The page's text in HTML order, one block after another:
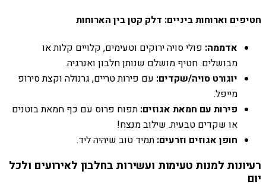
חטיפים וארוחות ביניים: דלק קטן בין הארוחות
אדממה: פולי סויה ירוקים וטעימים, קלויים קלות או
מבושלים. חטיף מושלם שנותן חלבון ואנרגיה.
יוגורט סויה/שקדים: עם פירות טריים, גרנולה וקצת סירופ
מייפל.
פירות עם חמאת אגוזים: תפוח פרוס עם כף חמאת בוטנים
או שקדים טבעית. שילוב מנצח!
חופן אגוזים וזרעים: תמיד טוב שיהיה ליד.
רעיונות למנות טעימות ועשירות בחלבון לאירועים ולכל
יום